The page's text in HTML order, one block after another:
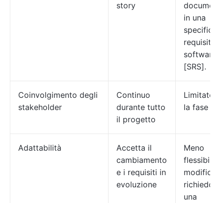
story
in una
specifica
requisiti
software
[SRS].
Coinvolgimento degli
stakeholder
Continuo
durante tutto
il progetto
Limitato
la fase
Adattabilità
Accetta il
cambiamento
e i requisiti in
evoluzione
Meno
flessibile,
modifiche
una